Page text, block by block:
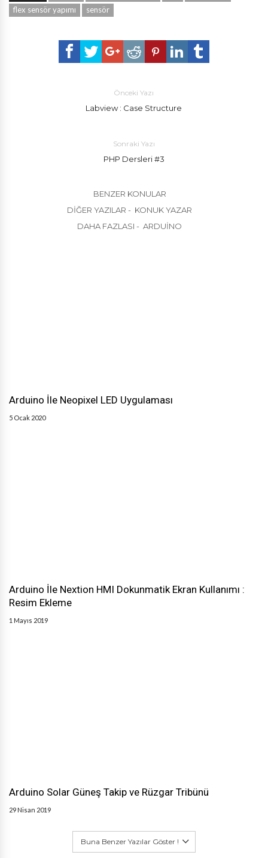
flex sensör yapımı
sensör
Önceki Yazı
Labview : Case Structure
Sonraki Yazı
PHP Dersleri #3
BENZER KONULAR
DIĞER YAZILAR - KONUK YAZAR
DAHA FAZLASI - ARDUINO
Arduino İle Neopixel LED Uygulaması
5 Ocak 2020
Arduino İle Nextion HMI Dokunmatik Ekran Kullanımı :
Resim Ekleme
1 Mayıs 2019
Arduino Solar Güneş Takip ve Rüzgar Tribünü
29 Nisan 2019
Buna Benzer Yazılar Göster !